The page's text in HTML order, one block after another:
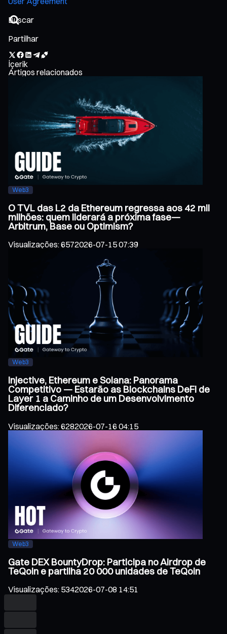
Partilhar
İçerik
Artigos relacionados
Web3
O TVL das L2 da Ethereum regressa aos 42 mil
milhões: quem liderará a próxima fase—
Arbitrum, Base ou Optimism?
Visualizações:6572026-07-15 07:39
Web3
Injective, Ethereum e Solana: Panorama
Competitivo — Estarão as Blockchains DeFi de
Layer 1 a Caminho de um Desenvolvimento
Diferenciado?
Visualizações:6282026-07-16 04:15
Web3
Gate DEX BountyDrop: Participa no Airdrop de
TeQoin e partilha 20 000 unidades de TeQoin
Visualizações: 5342026-07-08 14:51